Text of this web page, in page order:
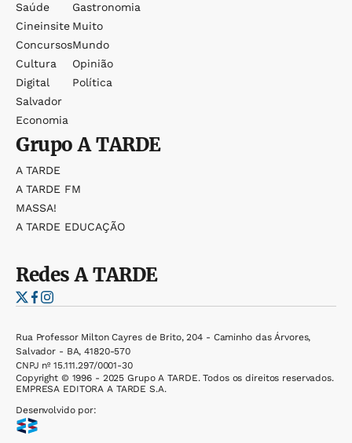
Saúde
Cineinsite
Concursos
Cultura
Digital
Salvador
Economia
Gastronomia
Muito
Mundo
Opinião
Política
GrupoA TARDE
A TARDE
A TARDE FM
MASSA!
A TARDE EDUCAÇÃO
RedesA TARDE
Rua Professor Milton Cayres de Brito, 204 - Caminho das Árvores,
Salvador - BA, 41820-570
CNPJ nº 15.111.297/0001-30
Copyright © 1996 - 2025 Grupo A TARDE. Todos os direitos reservados.
EMPRESA EDITORA A TARDE S.A.
Desenvolvido por: